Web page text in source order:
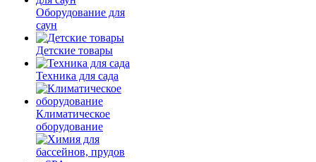
Оборудование для
саун
Детские товары
Техника для сада
Климатическое
оборудование